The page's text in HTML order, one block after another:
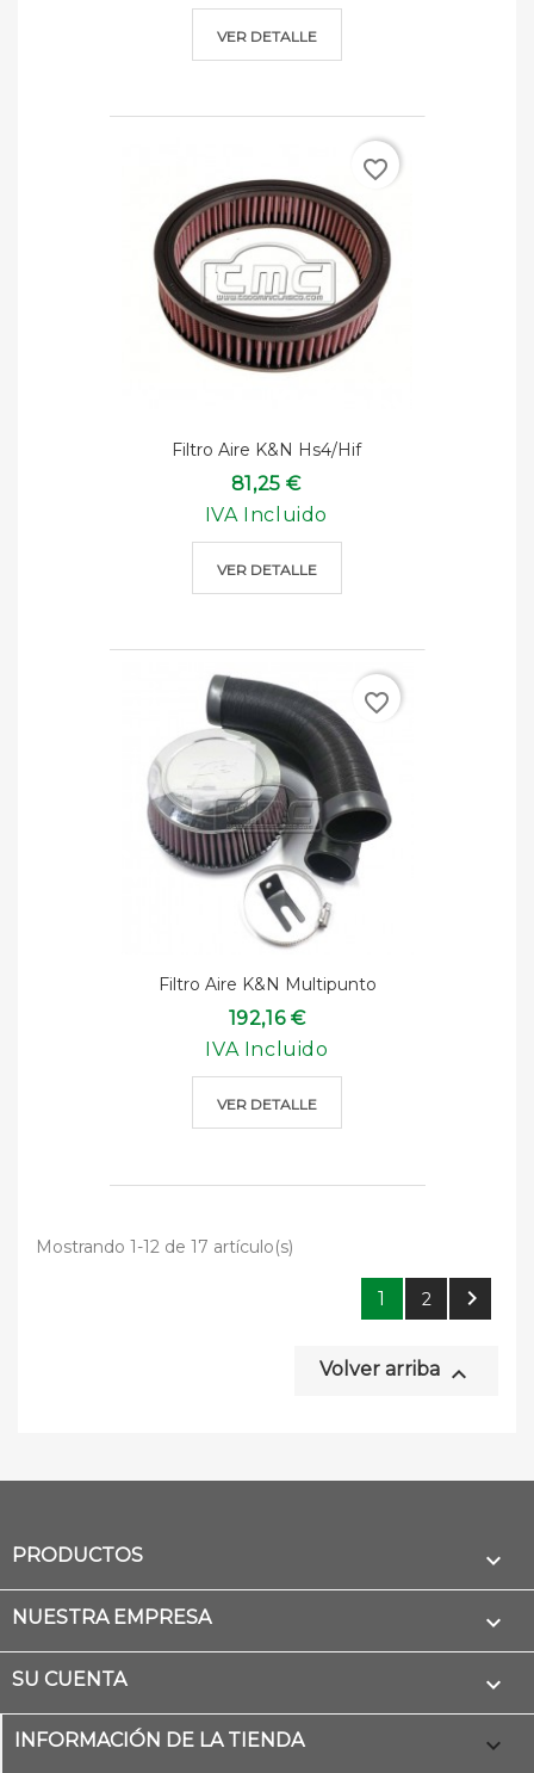
VER DETALLE
Filtro Aire K&n Hs4/Hif
81,25 €
IVA Incluido
VER DETALLE
favorite_border
Filtro Aire K&n Multipunto
192,16 €
IVA Incluido
VER DETALLE
favorite_border
Mostrando 1-12 de 17 artículo(s)
1 2 
Volver arriba 
PRODUCTOS 
NUESTRA EMPRESA 
SU CUENTA 
INFORMACIÓN DE LA TIENDA keyboard_arrow_down